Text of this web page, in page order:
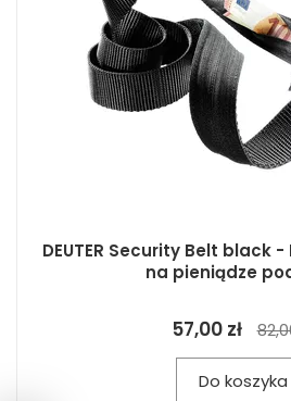
DEUTER Security Belt black
na pieniądze
57,00 zł
Do koszyka